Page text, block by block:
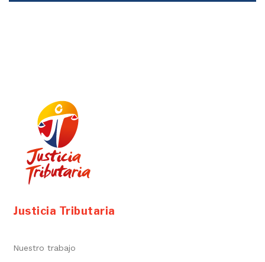
Justicia Tributaria
Nuestro trabajo